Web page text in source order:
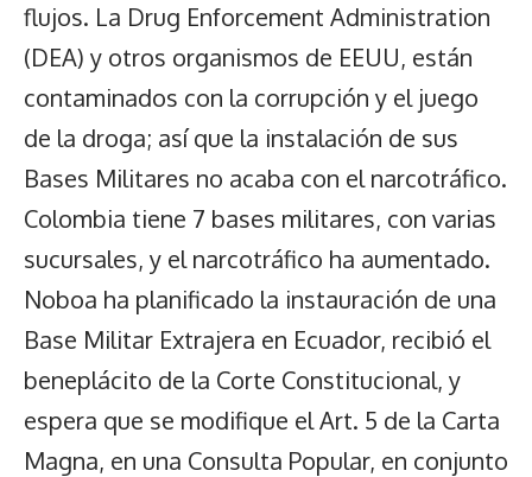
flujos. La Drug Enforcement Administration
(DEA) y otros organismos de EEUU, están
contaminados con la corrupción y el juego
de la droga; así que la instalación de sus
Bases Militares no acaba con el narcotráfico.
Colombia tiene 7 bases militares, con varias
sucursales, y el narcotráfico ha aumentado.
Noboa ha planificado la instauración de una
Base Militar Extrajera en Ecuador, recibió el
beneplácito de la Corte Constitucional, y
espera que se modifique el Art. 5 de la Carta
Magna, en una Consulta Popular, en conjunto